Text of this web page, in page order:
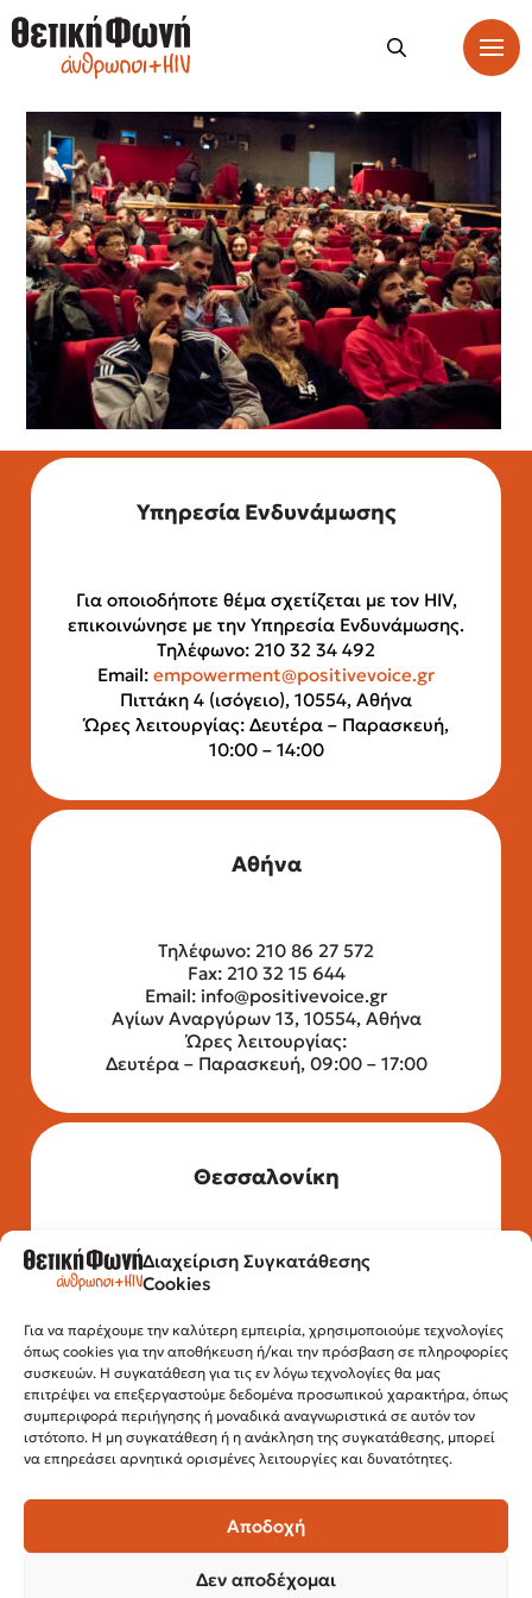
Διαχείριση Συγκατάθεσης
Cookies
Για να παρέχουμε την καλύτερη εμπειρία, χρησιμοποιούμε τεχνολογίες
όπως cookies για την αποθήκευση ή/και την πρόσβαση σε πληροφορίες
συσκευών. Η συγκατάθεση για τις εν λόγω τεχνολογίες θα μας
επιτρέψει να επεξεργαστούμε δεδομένα προσωπικού χαρακτήρα, όπως
συμπεριφορά περιήγησης ή μοναδικά αναγνωριστικά σε αυτόν τον
ιστότοπο. Η μη συγκατάθεση ή η ανάκληση της συγκατάθεσης, μπορεί
να επηρεάσει αρνητικά ορισμένες λειτουργίες και δυνατότητες.
Αποδοχή
Δεν αποδέχομαι
Υπηρεσία Ενδυνάμωσης
Για οποιοδήποτε θέμα σχετίζεται με τον HIV,
επικοινώνησε με την Υπηρεσία Ενδυνάμωσης.
Τηλέφωνο: 210 32 34 492
Email: empowerment@positivevoice.gr
Πιττάκη 4 (ισόγειο), 10554, Αθήνα
Ώρες λειτουργίας: Δευτέρα – Παρασκευή,
10:00 – 14:00
Αθήνα
Τηλέφωνο: 210 86 27 572
Fax: 210 32 15 644
Email: info@positivevoice.gr
Αγίων Αναργύρων 13, 10554, Αθήνα
Ώρες λειτουργίας:
Δευτέρα – Παρασκευή, 09:00 – 17:00
Θεσσαλονίκη
Τηλέφωνο: 2315 525 020
Fax: 210 32 15 644
Εγνατίας 112, 3ος όροφος, 54622,
Θεσσαλονίκη
Ώρες λειτουργίας:
Δευτέρα – Παρασκευή, 10:00 –14:00